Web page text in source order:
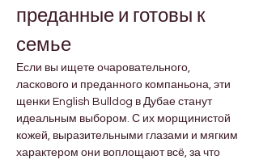
преданные и готовы к
семье
Если вы ищете очаровательного,
ласкового и преданного компаньона, эти
щенки English Bulldog в Дубае станут
идеальным выбором. С их морщинистой
кожей, выразительными глазами и мягким
характером они воплощают всё, за что